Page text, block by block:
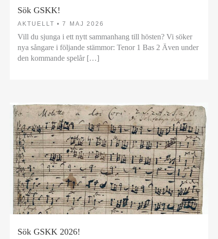
Sök GSKK!
AKTUELLT • 7 MAJ 2026
Vill du sjunga i ett nytt sammanhang till hösten? Vi söker
nya sångare i följande stämmor: Tenor 1 Bas 2 Även under
den kommande spelår […]
Sök GSKK 2026!